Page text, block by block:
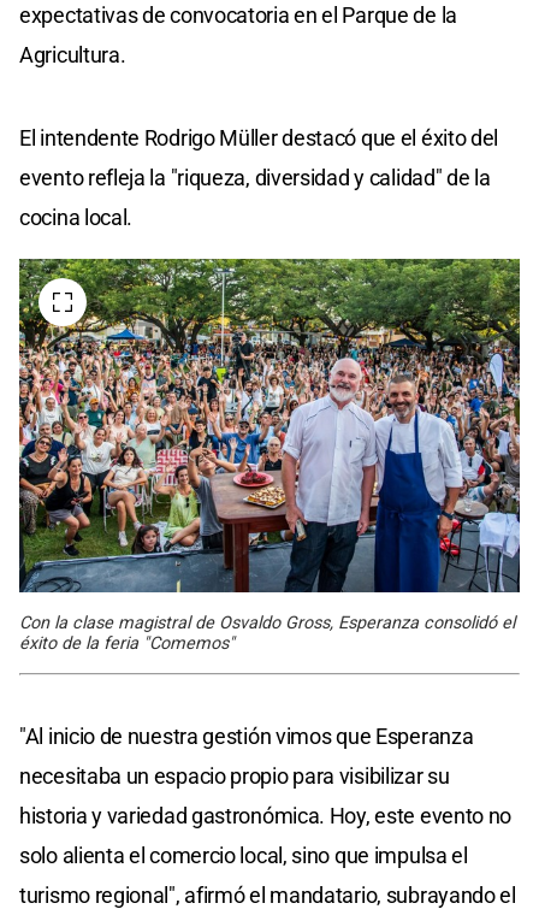
expectativas de convocatoria en el Parque de la
Agricultura.
El intendente Rodrigo Müller destacó que el éxito del
evento refleja la "riqueza, diversidad y calidad" de la
cocina local.
Con la clase magistral de Osvaldo Gross, Esperanza consolidó el
éxito de la feria "Comemos"
"Al inicio de nuestra gestión vimos que Esperanza
necesitaba un espacio propio para visibilizar su
historia y variedad gastronómica. Hoy, este evento no
solo alienta el comercio local, sino que impulsa el
turismo regional", afirmó el mandatario, subrayando el